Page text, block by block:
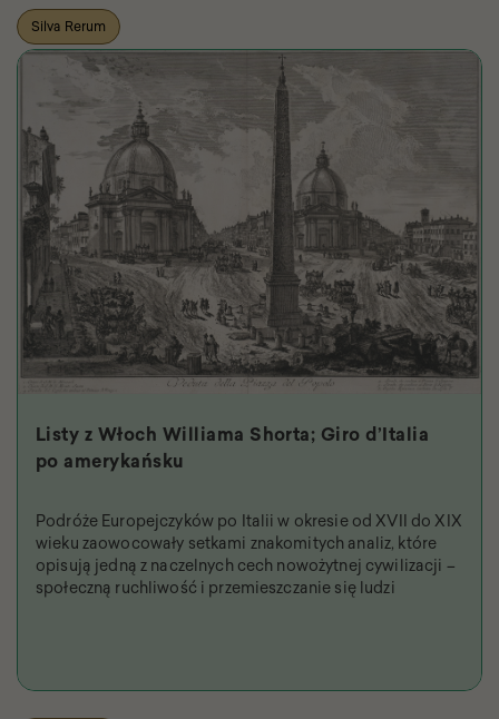
Silva Rerum
Listy z Włoch Williama Shorta; Giro d’Italia
po amerykańsku
Podróże Europejczyków po Italii w okresie od XVII do XIX
wieku zaowocowały setkami znakomitych analiz, które
opisują jedną z naczelnych cech nowożytnej cywilizacji –
społeczną ruchliwość i przemieszczanie się ludzi